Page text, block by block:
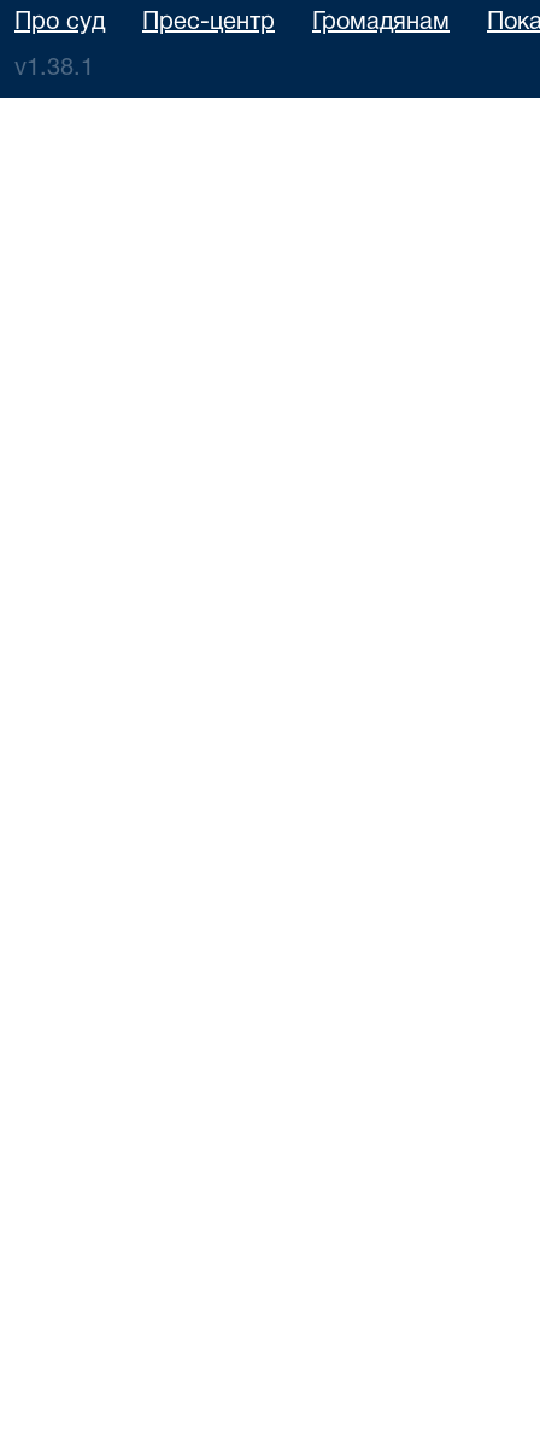
Про суд Прес-центр Громадянам
v1.38.1